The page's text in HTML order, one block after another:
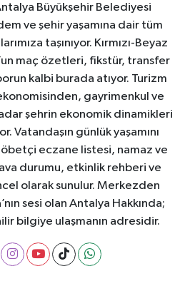
Büyükşehir Belediyesi
ve şehir yaşamına dair tüm
taşınıyor. Kırmızı-Beyaz
maç özetleri, fikstür, transfer
kalbi burada atıyor. Turizm
gayrimenkul ve
şehrin ekonomik dinamikleri
Vatandaşın günlük yaşamını
eczane listesi, namaz ve
durumu, etkinlik rehberi ve
olarak sunulur. Merkezden
sesi olan Antalya Hakkında;
bilgiye ulaşmanın adresidir.